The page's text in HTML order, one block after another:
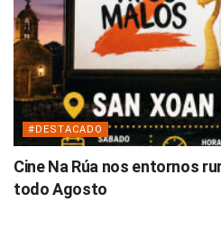
#DESTACADO
Cine Na Rúa nos entornos
todo Agosto